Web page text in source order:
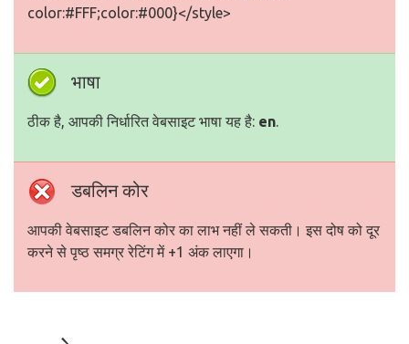
color:#FFF;color:#000}</style>
भाषा
ठीक है, आपकी निर्धारित वेबसाइट भाषा यह है: en.
डबलिन कोर
आपकी वेबसाइट डबलिन कोर का लाभ नहीं ले सकती। इस दोष को दूर
करने से पृष्ठ समग्र रेटिंग में +1 अंक लाएगा।